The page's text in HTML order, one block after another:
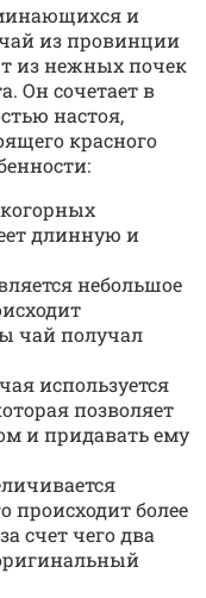
и
из провинции
из нежных почек
Он сочетает в
настоя,
красного
длинную и
небольшое
чай получал
используется
позволяет
и придавать ему
происходит более
счет чего два